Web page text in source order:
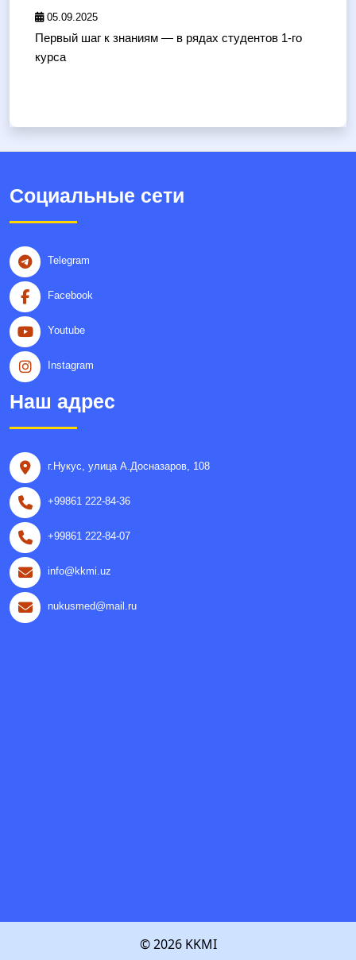
05.09.2025
Первый шаг к знаниям — в рядах студентов 1-го
курса
Социальные сети
Telegram
Facebook
Youtube
Instagram
Наш адрес
г.Нукус, улица A.Досназаров, 108
+99861 222-84-36
+99861 222-84-07
info@kkmi.uz
nukusmed@mail.ru
© 2026 KKMI